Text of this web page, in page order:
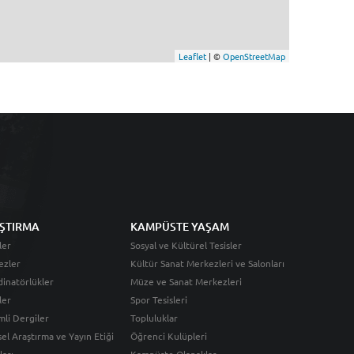
Leaflet | ©OpenStreetMap
Dergiler
Araştırma ve Yayın Etiği
KAMPÜSTE YAŞAM
Sosyal ve Kültürel Tesisler
Kültür Sanat Merkezleri ve Salonları
Müze ve Sanat Merkezleri
Spor Tesisleri
Topluluklar
Öğrenci Kulüpleri